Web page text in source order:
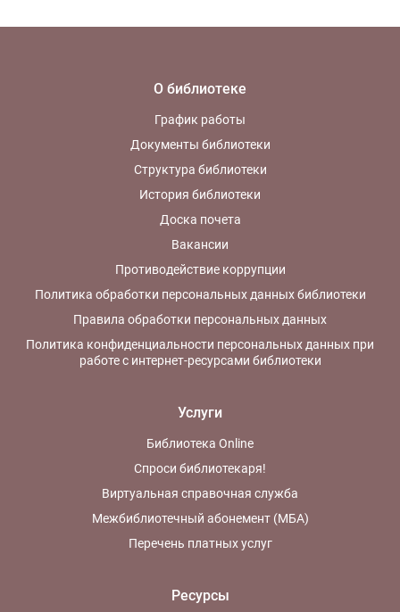
О библиотеке
График работы
Документы библиотеки
Структура библиотеки
История библиотеки
Доска почета
Вакансии
Противодействие коррупции
Политика обработки персональных данных библиотеки
Правила обработки персональных данных
Политика конфиденциальности персональных данных при
работе с интернет-ресурсами библиотеки
Услуги
Библиотека Online
Спроси библиотекаря!
Виртуальная справочная служба
Межбиблиотечный абонемент (МБА)
Перечень платных услуг
Ресурсы